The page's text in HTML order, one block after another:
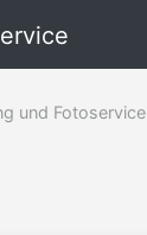
und Fotoservice